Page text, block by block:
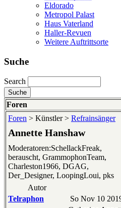
Eldorado
Metropol Palast
Haus Vaterland
Haller-Revuen
Weitere Auftrittsorte
Suche
Search
Foren
Foren > Künstler > Refrainsänger
Annette Hanshaw
Moderatoren:SchellackFreak,
berauscht, GrammophonTeam,
Charleston1966, DGAG,
Der_Designer, LoopingLoui, pks
Autor
Telraphon
So Nov 10